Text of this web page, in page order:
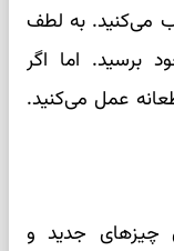
می‌کنید. به لطف
برسید. اما اگر
عمل می‌کنید.
چیزهای جدید و